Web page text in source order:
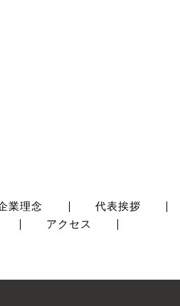
業理念
代表挨拶
アクセス